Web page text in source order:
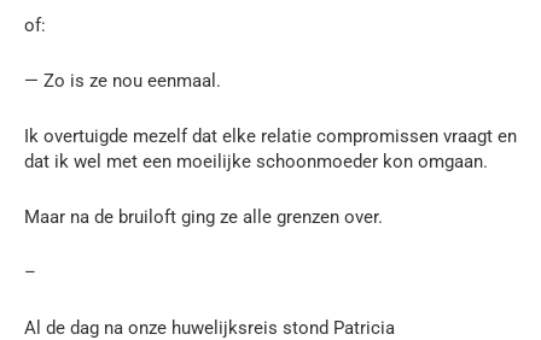
of:
— Zo is ze nou eenmaal.
Ik overtuigde mezelf dat elke relatie compromissen vraagt en
dat ik wel met een moeilijke schoonmoeder kon omgaan.
Maar na de bruiloft ging ze alle grenzen over.
–
Al de dag na onze huwelijksreis stond Patricia